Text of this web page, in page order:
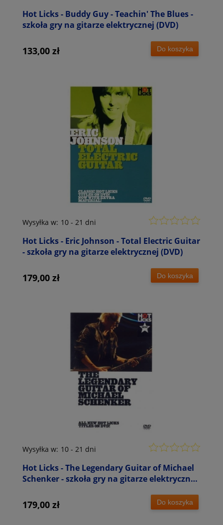
Hot Licks - Buddy Guy - Teachin' The Blues -
szkoła gry na gitarze elektrycznej (DVD)
133,00 zł Do koszyka
Hot Licks - Eric Johnson - Total Electric Guitar
- szkoła gry na gitarze elektrycznej (DVD)
Wysyłka w: 10 - 21 dni
179,00 zł Do koszyka
Hot Licks - The Legendary Guitar of Michael
Schenker - szkoła gry na gitarze elektrycznej
Wysyłka w: 10 - 21 dni
179,00 zł Do koszyka